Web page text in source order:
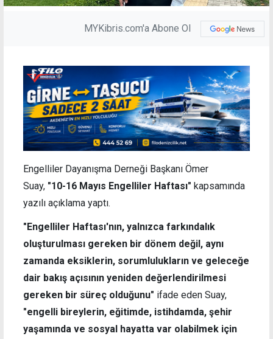
MYKibris.com'a Abone Ol
Engelliler Dayanışma Derneği Başkanı Ömer
Suay, "10-16 Mayıs Engelliler Haftası" kapsamında
yazılı açıklama yaptı.
"Engelliler Haftası'nın, yalnızca farkındalık
oluşturulması gereken bir dönem değil, aynı
zamanda eksiklerin, sorumlulukların ve geleceğe
dair bakış açısının yeniden değerlendirilmesi
gereken bir süreç olduğunu" ifade eden Suay,
"engelli bireylerin, eğitimde, istihdamda, şehir
yaşamında ve sosyal hayatta var olabilmek için